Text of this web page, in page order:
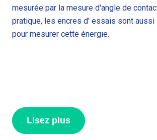
mesurée par la mesure d'angle de
pratique, les encres d' essais sont
pour mesurer cette énergie.
Lisez plus